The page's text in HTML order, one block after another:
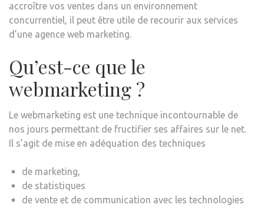
accroître vos ventes dans un environnement
concurrentiel, il peut être utile de recourir aux services
d’une agence web marketing.
Qu’est-ce que le
webmarketing ?
Le webmarketing est une technique incontournable de
nos jours permettant de fructifier ses affaires sur le net.
Il s’agit de mise en adéquation des techniques
de marketing,
de statistiques
de vente et de communication avec les technologies